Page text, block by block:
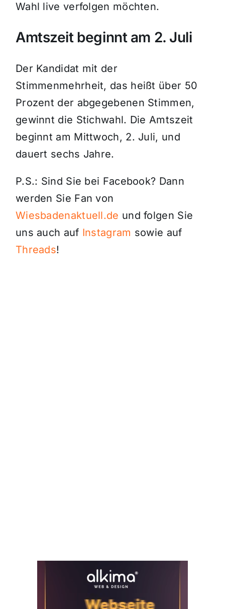
Wahl live verfolgen möchten.
Amtszeit beginnt am 2. Juli
Der Kandidat mit der
Stimmenmehrheit, das heißt über 50
Prozent der abgegebenen Stimmen,
gewinnt die Stichwahl. Die Amtszeit
beginnt am Mittwoch, 2. Juli, und
dauert sechs Jahre.
P.S.: Sind Sie bei Facebook? Dann
werden Sie Fan von
Wiesbadenaktuell.de und folgen Sie
uns auch auf Instagram sowie auf
Threads!